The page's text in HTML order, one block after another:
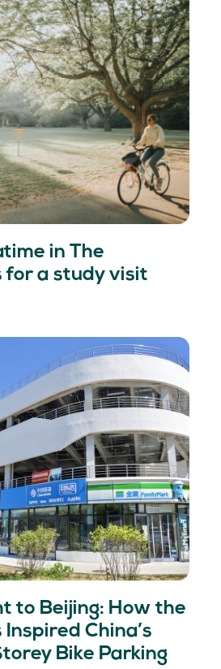
in The
for a study visit
to Beijing: How the
China’s
Bike Parking